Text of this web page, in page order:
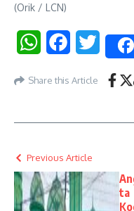
(Orik / LCN)
WhatsAppFacebookTwitter
Share this Article
Previous Article
ta